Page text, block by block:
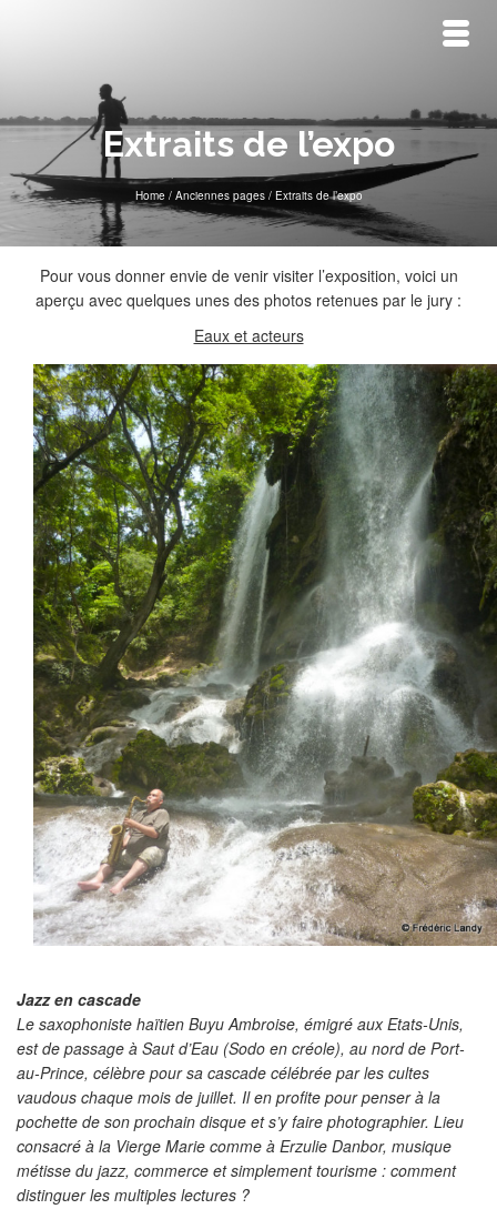
Extraits de l’expo
Home / Anciennes pages / Extraits de l’expo
Pour vous donner envie de venir visiter l’exposition, voici un
aperçu avec quelques unes des photos retenues par le jury :
Eaux et acteurs
Jazz en cascade
Le saxophoniste haïtien Buyu Ambroise, émigré aux Etats-Unis,
est de passage à Saut d’Eau (Sodo en créole), au nord de Port-
au-Prince, célèbre pour sa cascade célébrée par les cultes
vaudous chaque mois de juillet. Il en profite pour penser à la
pochette de son prochain disque et s’y faire photographier. Lieu
consacré à la Vierge Marie comme à Erzulie Danbor, musique
métisse du jazz, commerce et simplement tourisme : comment
distinguer les multiples lectures ?